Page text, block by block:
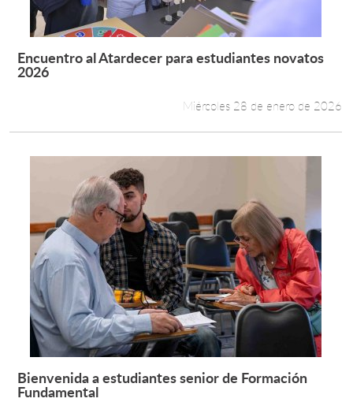
Leer más +
Encuentro al Atardecer para estudiantes novatos
2026
Miércoles 28 de enero de 2026
Leer más +
Bienvenida a estudiantes senior de Formación
Fundamental